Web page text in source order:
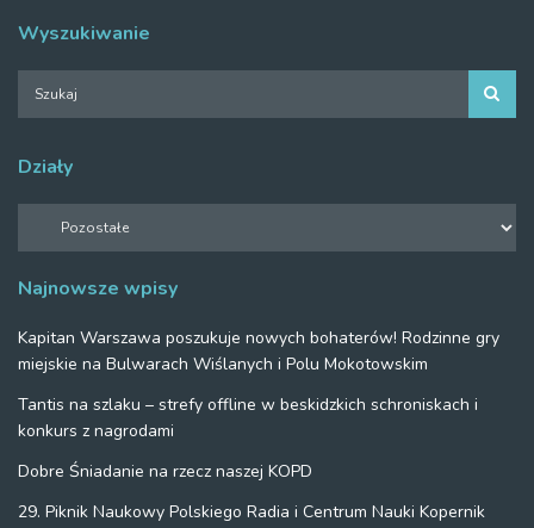
Wyszukiwanie
Działy
Najnowsze wpisy
Kapitan Warszawa poszukuje nowych bohaterów! Rodzinne gry
miejskie na Bulwarach Wiślanych i Polu Mokotowskim
Tantis na szlaku – strefy offline w beskidzkich schroniskach i
konkurs z nagrodami
Dobre Śniadanie na rzecz naszej KOPD
29. Piknik Naukowy Polskiego Radia i Centrum Nauki Kopernik